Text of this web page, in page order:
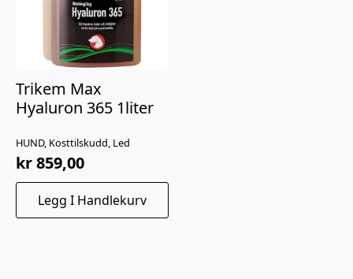
HUND, Kosttilskudd, Led
Trikem Max
Hyaluron 365 1liter
kr859,00
Legg I Handlekurv